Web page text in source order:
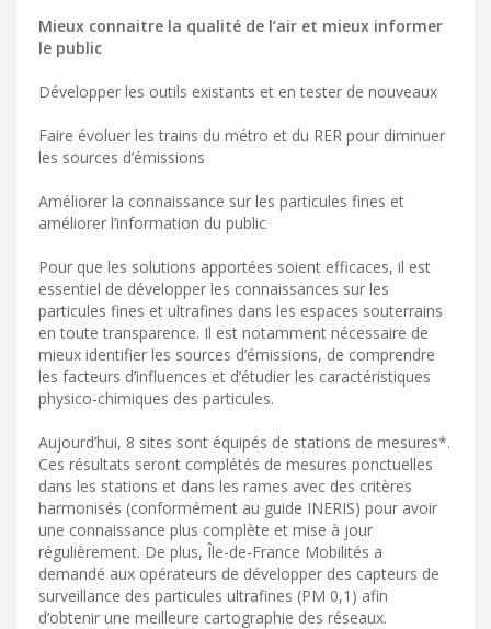
Mieux connaitre la qualité de l’air et mieux informer
le public
Développer les outils existants et en tester de nouveaux
Faire évoluer les trains du métro et du RER pour diminuer
les sources d’émissions
Améliorer la connaissance sur les particules fines et
améliorer l’information du public
Pour que les solutions apportées soient efficaces, il est
essentiel de développer les connaissances sur les
particules fines et ultrafines dans les espaces souterrains
en toute transparence. Il est notamment nécessaire de
mieux identifier les sources d’émissions, de comprendre
les facteurs d’influences et d’étudier les caractéristiques
physico-chimiques des particules.
Aujourd’hui, 8 sites sont équipés de stations de mesures*.
Ces résultats seront complétés de mesures ponctuelles
dans les stations et dans les rames avec des critères
harmonisés (conformément au guide INERIS) pour avoir
une connaissance plus complète et mise à jour
régulièrement. De plus, Île-de-France Mobilités a
demandé aux opérateurs de développer des capteurs de
surveillance des particules ultrafines (PM 0,1) afin
d’obtenir une meilleure cartographie des réseaux.